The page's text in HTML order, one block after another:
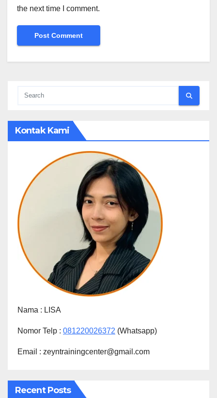
the next time I comment.
Kontak Kami
Nama : LISA
Nomor Telp : 081220026372 (Whatsapp)
Email : zeyntrainingcenter@gmail.com
Recent Posts